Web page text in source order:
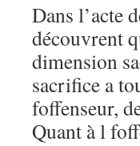
Dans l’acte
découvrent
dimension
sacrifice a
foffenseur,
Quant à l